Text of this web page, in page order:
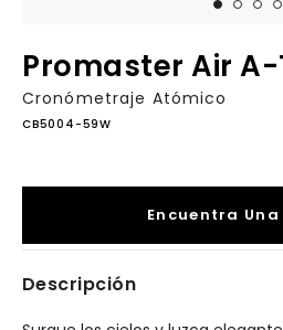
Promaster Air A-
Cronómetraje Atómico
CB5004-59W
Encuentra
Descripción